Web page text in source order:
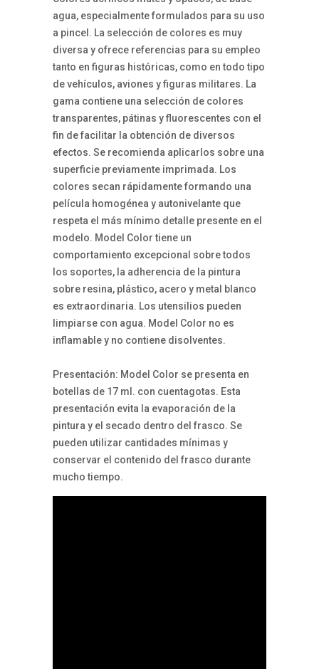
agua, especialmente formulados para su uso
a pincel. La selección de colores es muy
diversa y ofrece referencias para su empleo
tanto en figuras históricas, como en todo tipo
de vehículos, aviones y figuras militares. La
gama contiene una selección de colores
transparentes, pátinas y fluorescentes con el
fin de facilitar la obtención de diversos
efectos. Se recomienda aplicarlos sobre una
superficie previamente imprimada. Los
colores secan rápidamente formando una
película homogénea y autonivelante que
respeta el más mínimo detalle presente en el
modelo. Model Color tiene un
comportamiento excepcional sobre todos
los soportes, la adherencia de la pintura
sobre resina, plástico, acero y metal blanco
es extraordinaria. Los utensilios pueden
limpiarse con agua. Model Color no es
inflamable y no contiene disolventes.
Presentación: Model Color se presenta en
botellas de 17 ml. con cuentagotas. Esta
presentación evita la evaporación de la
pintura y el secado dentro del frasco. Se
pueden utilizar cantidades mínimas y
conservar el contenido del frasco durante
mucho tiempo.